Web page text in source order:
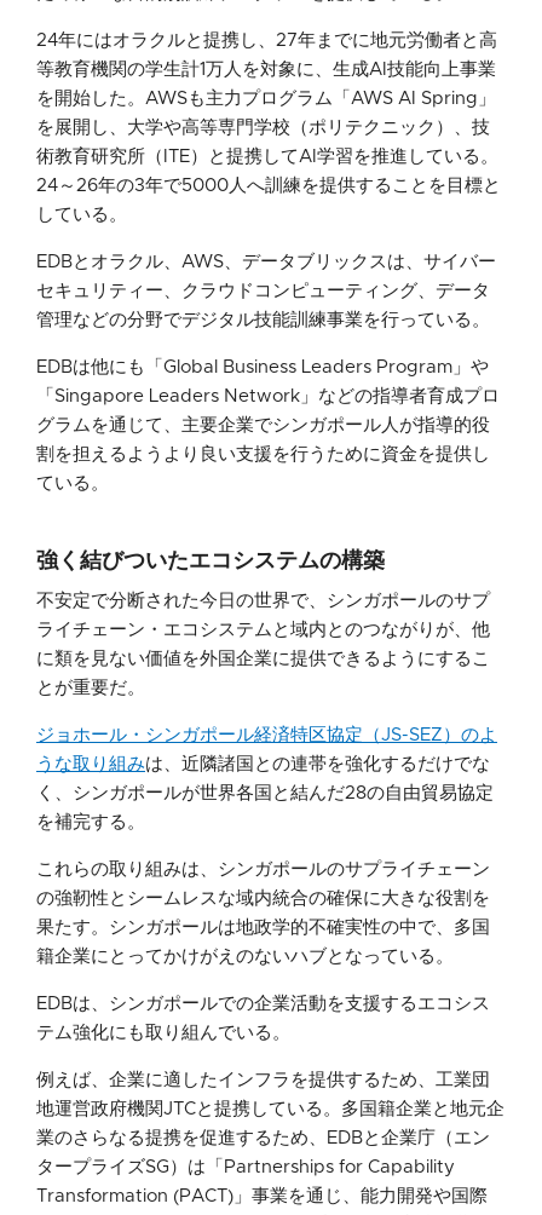
24年にはオラクルと提携し、27年までに地元労働者と高
等教育機関の学生計1万人を対象に、生成AI技能向上事業
を開始した。AWSも主力プログラム「AWS AI Spring」
を展開し、大学や高等専門学校（ポリテクニック）、技
術教育研究所（ITE）と提携してAI学習を推進している。
24～26年の3年で5000人へ訓練を提供することを目標と
している。
EDBとオラクル、AWS、データブリックスは、サイバー
セキュリティー、クラウドコンピューティング、データ
管理などの分野でデジタル技能訓練事業を行っている。
EDBは他にも「Global Business Leaders Program」や
「Singapore Leaders Network」などの指導者育成プロ
グラムを通じて、主要企業でシンガポール人が指導的役
割を担えるようより良い支援を行うために資金を提供し
ている。
強く結びついたエコシステムの構築
不安定で分断された今日の世界で、シンガポールのサプ
ライチェーン・エコシステムと域内とのつながりが、他
に類を見ない価値を外国企業に提供できるようにするこ
とが重要だ。
ジョホール・シンガポール経済特区協定（JS-SEZ）のよ
うな取り組みは、近隣諸国との連帯を強化するだけでな
く、シンガポールが世界各国と結んだ28の自由貿易協定
を補完する。
これらの取り組みは、シンガポールのサプライチェーン
の強靭性とシームレスな域内統合の確保に大きな役割を
果たす。シンガポールは地政学的不確実性の中で、多国
籍企業にとってかけがえのないハブとなっている。
EDBは、シンガポールでの企業活動を支援するエコシス
テム強化にも取り組んでいる。
例えば、企業に適したインフラを提供するため、工業団
地運営政府機関JTCと提携している。多国籍企業と地元企
業のさらなる提携を促進するため、EDBと企業庁（エン
タープライズSG）は「Partnerships for Capability
Transformation (PACT)」事業を通じ、能力開発や国際